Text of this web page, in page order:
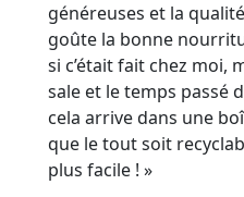
généreuses et la
goûte la bonne
si c’était fait chez moi,
sale et le temps passé
cela arrive dans une
que le tout soit
plus facile ! »